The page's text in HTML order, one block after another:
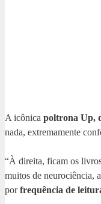
A icônica poltrona Up,
nada, extremamente
“À direita, ficam os
muitos de neurociência,
porfrequência de